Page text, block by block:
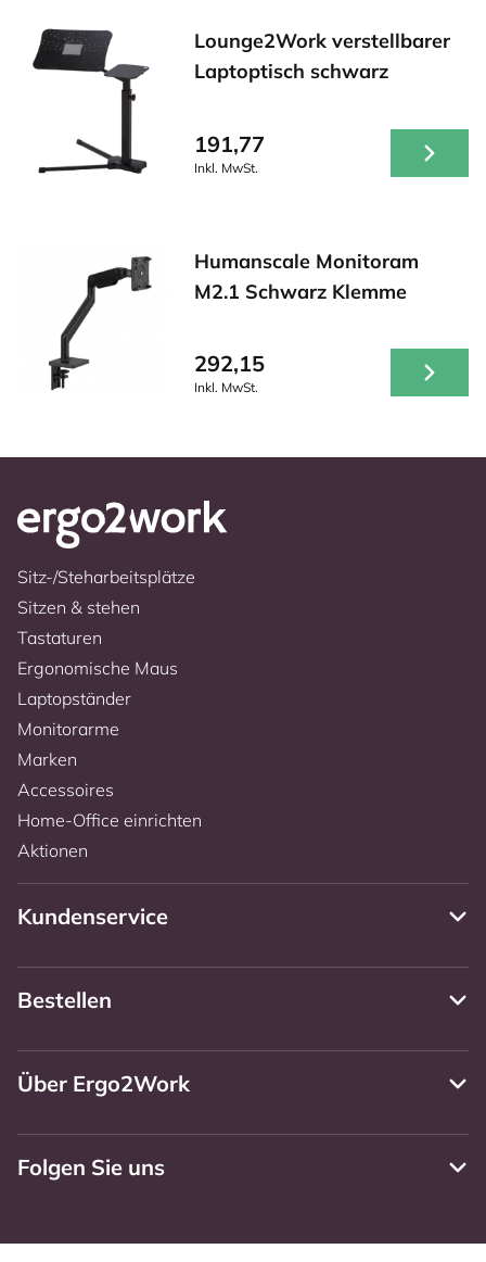
Lounge2Work verstellbarer
Laptoptisch schwarz
191,77
Inkl. MwSt.
Humanscale Monitoram
M2.1 Schwarz Klemme
292,15
Inkl. MwSt.
Sitz-/Steharbeitsplätze
Sitzen & stehen
Tastaturen
Ergonomische Maus
Laptopständer
Monitorarme
Marken
Accessoires
Home-Office einrichten
Aktionen
Kundenservice
Bestellen
Über Ergo2Work
Folgen Sie uns